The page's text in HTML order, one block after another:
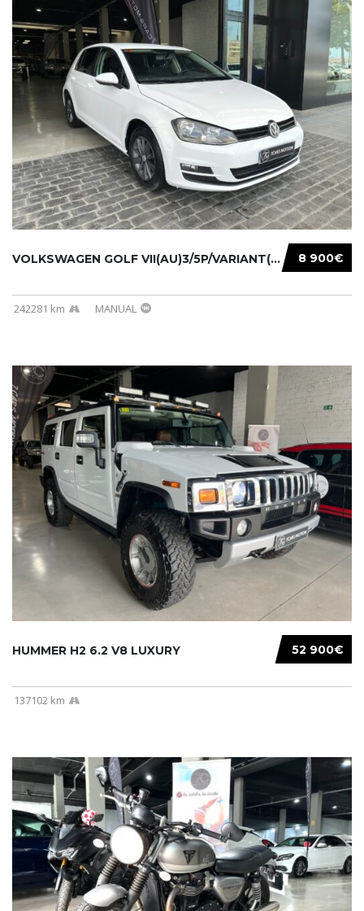
8 900€
VOLKSWAGEN GOLF VII(AU)3/5P/VARIANT(12-16 20...
242281 km MANUAL
52 900€
HUMMER H2 6.2 V8 LUXURY
137102 km